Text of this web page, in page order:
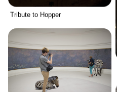
Tribute to Hopper